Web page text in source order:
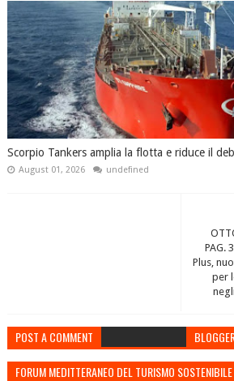
Scorpio Tankers amplia la flotta e riduce il
August 01, 2026 undefined
PAG.
Plus,
per
POST A COMMENT
FORUM MEDITTERANEO DEL TURISMO SOSTENIBILE